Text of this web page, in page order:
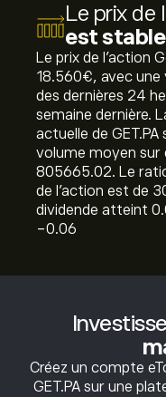
Créez un compte
GET.PA sur une
Le prix de
est
Le prix de l'action
18.560‎€‎, avec une
des dernières 24
semaine dernière.
actuelle de
volume moyen sur
805665.02. Le
de l'action est de
dividende atteint
-0.06